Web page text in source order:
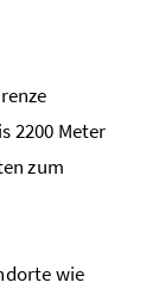
2200 Meter
zum
wie